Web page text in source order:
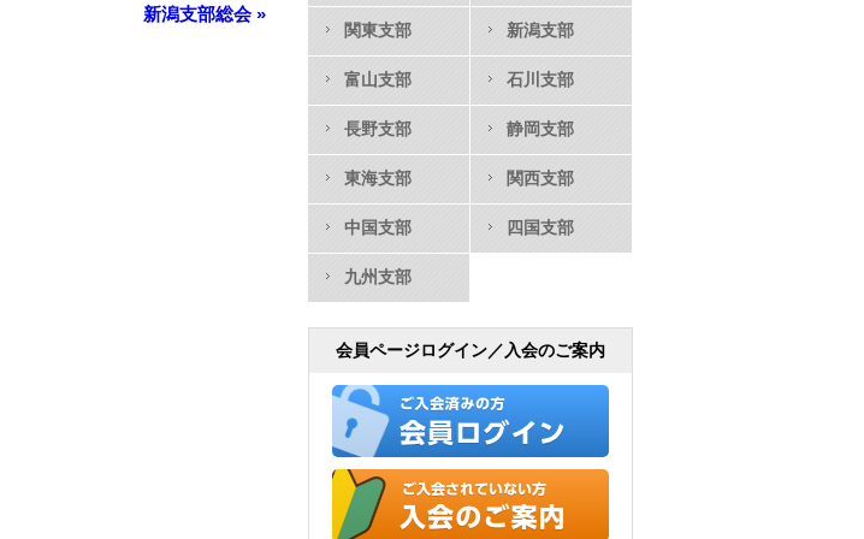
新潟支部総会»
関東支部 新潟支部
富山支部 石川支部
長野支部 静岡支部
東海支部 関西支部
中国支部 四国支部
九州支部
会員ページログイン／入会のご案内